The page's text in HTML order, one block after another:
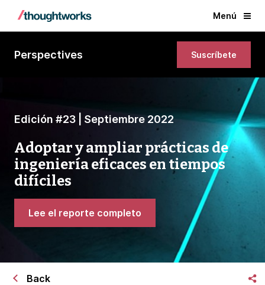
Menú
Perspectives Suscríbete
Edición #23 | Septiembre 2022
Adoptar y ampliar prácticas de
ingeniería eficaces en tiempos
difíciles
Lee el reporte completo
Back